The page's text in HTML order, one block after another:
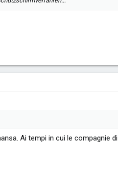
Ai tempi in cui le compagnie